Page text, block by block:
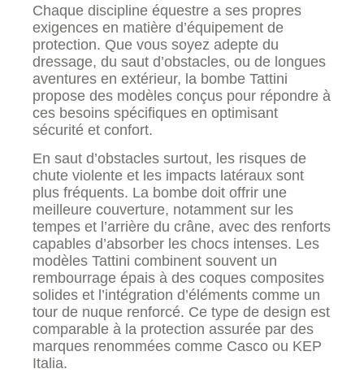
Chaque discipline équestre a ses propres
exigences en matière d’équipement de
protection. Que vous soyez adepte du
dressage, du saut d’obstacles, ou de longues
aventures en extérieur, la bombe Tattini
propose des modèles conçus pour répondre à
ces besoins spécifiques en optimisant
sécurité et confort.
En saut d’obstacles surtout, les risques de
chute violente et les impacts latéraux sont
plus fréquents. La bombe doit offrir une
meilleure couverture, notamment sur les
tempes et l’arrière du crâne, avec des renforts
capables d’absorber les chocs intenses. Les
modèles Tattini combinent souvent un
rembourrage épais à des coques composites
solides et l’intégration d’éléments comme un
tour de nuque renforcé. Ce type de design est
comparable à la protection assurée par des
marques renommées comme Casco ou KEP
Italia.